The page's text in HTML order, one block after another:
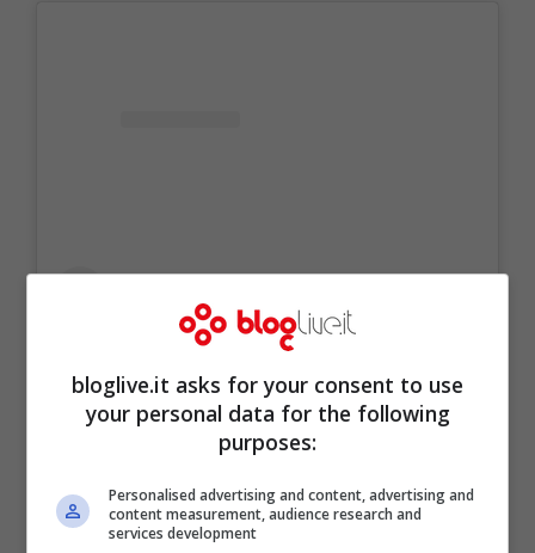
bloglive.it asks for your consent to use
your personal data for the following
purposes:
Personalised advertising and content, advertising and
content measurement, audience research and
services development